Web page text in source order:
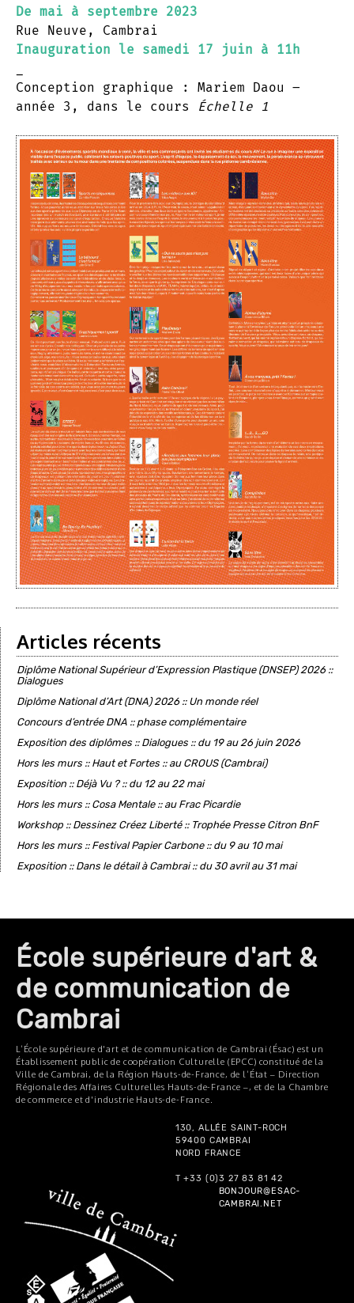
De mai à septembre 2023
Rue Neuve, Cambrai
Inauguration le samedi 17 juin à 11h
Conception graphique : Mariem Daou –
année 3, dans le cours
Échelle 1
Articles récents
Diplôme National Supérieur d’Expression Plastique (DNSEP) 2026 ::
Dialogues
Diplôme National d’Art (DNA) 2026 :: Un monde réel
Concours d’entrée DNA :: phase complémentaire
Exposition des diplômes :: Dialogues :: du 19 au 26 juin 2026
Hors les murs :: Haut et Fortes :: au CROUS (Cambrai)
Exposition :: Déjà Vu ? :: du 12 au 22 mai
Hors les murs :: Cosa Mentale :: au Frac Picardie
Workshop :: Dessinez Créez Liberté :: Trophée Presse Citron BnF
Hors les murs :: Festival Papier Carbone :: du 9 au 10 mai
Exposition :: Dans le détail à Cambrai :: du 30 avril au 31 mai
École supérieure d'art &
de communication de
Cambrai
L’École supérieure d'art et de communication de Cambrai (Ésac) est un
Établissement public de coopération Culturelle (EPCC) constitué de la
Ville de Cambrai, de la Région Hauts-de-France, de l’État – Direction
Régionale des Affaires Culturelles Hauts-de-France –, et de la Chambre
de commerce et d'industrie Hauts-de-France.
130, ALLÉE SAINT-ROCH
59400 CAMBRAI
NORD FRANCE
T +33 (0)3 27 83 81 42
BONJOUR@ESAC-
CAMBRAI.NET